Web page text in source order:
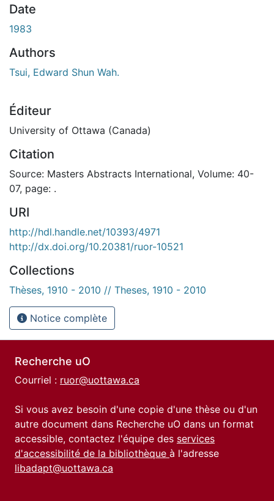
Date
1983
Authors
Tsui, Edward Shun Wah.
Éditeur
University of Ottawa (Canada)
Citation
Source: Masters Abstracts International, Volume: 40-
07, page: .
URI
http://hdl.handle.net/10393/4971
http://dx.doi.org/10.20381/ruor-10521
Collections
Thèses, 1910 - 2010 // Theses, 1910 - 2010
Notice complète
Recherche uO
Courriel : ruor@uottawa.ca
Si vous avez besoin d'une copie d'une thèse ou d'un
autre document dans Recherche uO dans un format
accessible, contactez l'équipe des services
d'accessibilité de la bibliothèque à l'adresse
libadapt@uottawa.ca